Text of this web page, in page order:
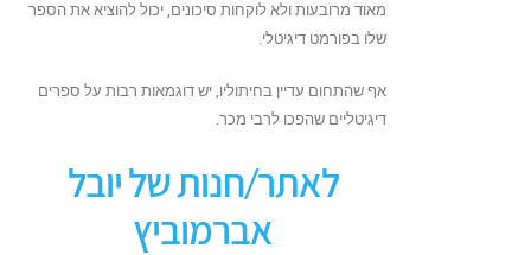
מאוד מרובעות ולא לוקחות סיכונים, יכול להוציא את הספר
שלו בפורמט דיגיטלי.
אף שהתחום עדיין בחיתוליו, יש דוגמאות רבות על ספרים
דיגיטליים שהפכו לרבי מכר.
לאתר/חנות של יובל
אברמוביץ